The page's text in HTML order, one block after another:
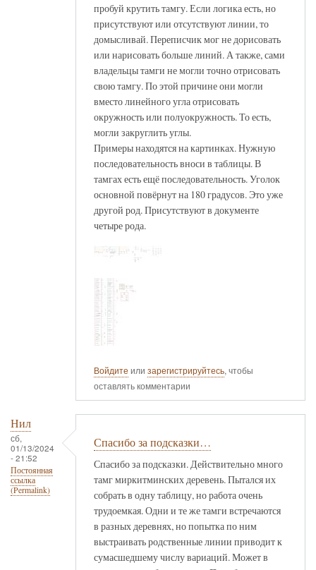
пробуй крутить тамгу. Если логика есть, но
присутствуют или отсутствуют линии, то
домысливай. Переписчик мог не дорисовать
или нарисовать больше линий. А также, сами
владельцы тамги не могли точно отрисовать
свою тамгу. По этой причине они могли
вместо линейного угла отрисовать
окружность или полуокружность. То есть,
могли закруглить углы.
Примеры находятся на картинках. Нужную
последовательность вноси в таблицы. В
тамгах есть ещё последовательность. Уголок
основной повёрнут на 180 градусов. Это уже
другой род. Присутствуют в документе
четыре рода.
Войдите или зарегистрируйтесь, чтобы
оставлять комментарии
Нил
сб,
01/13/2024
- 21:52
Постоянная
ссылка
(Permalink)
Спасибо за подсказки…
Спасибо за подсказки. Действительно много
тамг миркитминских деревень. Пытался их
собрать в одну таблицу, но работа очень
трудоемкая. Одни и те же тамги встречаются
в разных деревнях, но попытка по ним
выстраивать родственные линии приводит к
сумасшедшему числу вариаций. Может в